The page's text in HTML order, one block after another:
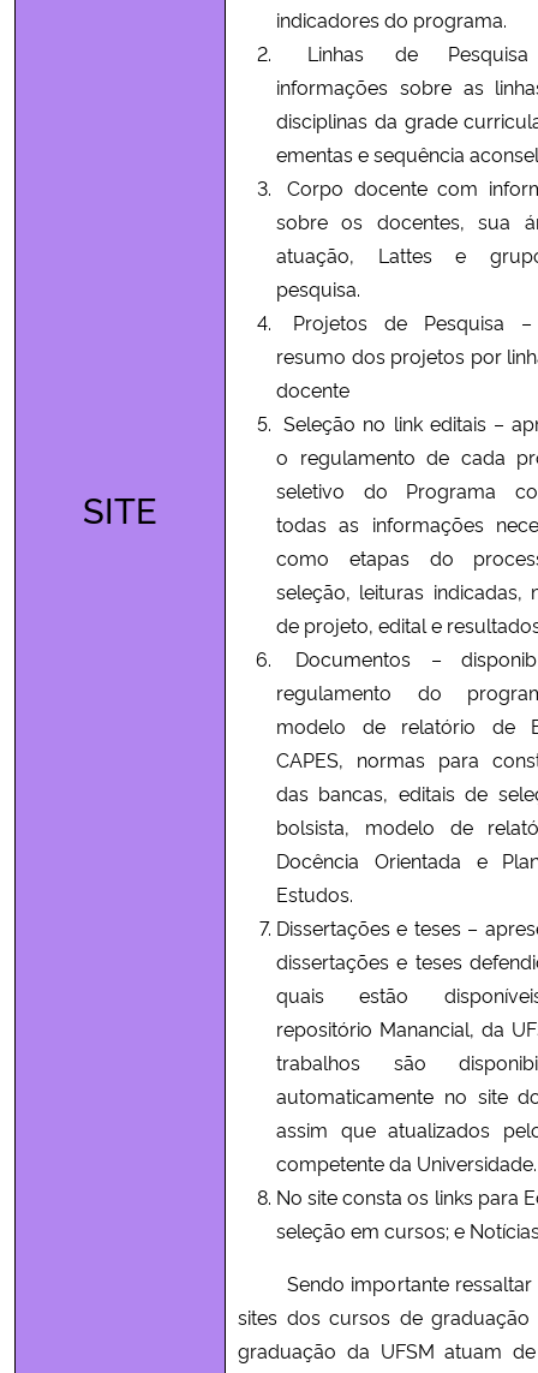
SITE
indicadores do programa.
Linhas de
informações sobre as
disciplinas da grade
ementas e sequência
Corpo docente com
sobre os docentes, sua
atuação, Lattes e
pesquisa.
Projetos de Pesquisa
resumo dos projetos por
docente
Seleção no link editais –
o regulamento de cada
seletivo do Programa
todas as informações
como etapas do
seleção, leituras indicadas,
de projeto, edital e
Documentos –
regulamento do
modelo de relatório de
CAPES, normas para
das bancas, editais de
bolsista, modelo de
Docência Orientada e
Estudos.
Dissertações e teses –
dissertações e teses
quais estão
repositório Manancial, da
trabalhos são
automaticamente no site
assim que atualizados
competente da Universidade.
No site consta os links para
seleção em cursos; e
Sendo importante ressaltar
sites dos cursos de
graduação da UFSM atuam